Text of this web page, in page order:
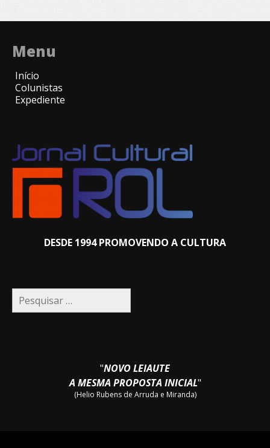
Menu
Início
Colunistas
Expediente
DESDE 1994 PROMOVENDO A CULTURA
Pesquisar
por:
"NOVO LEIAUTE
A MESMA PROPOSTA INICIAL"
(Helio Rubens de Arruda e Miranda)